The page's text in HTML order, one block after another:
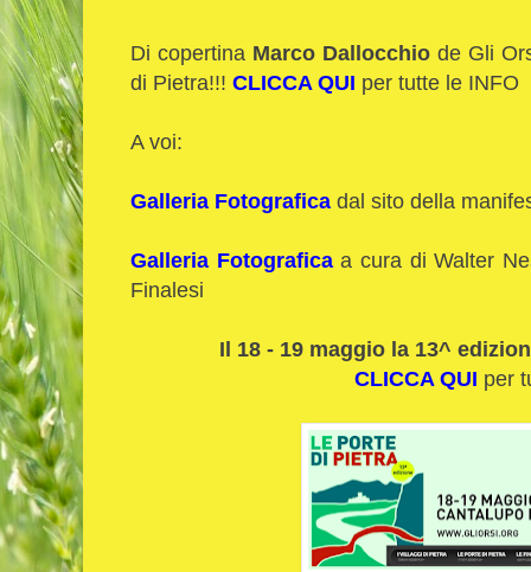
Di copertina Marco Dallocchio de Gli
di Pietra!!! CLICCA QUI per tutte le INFO
A voi:
Galleria Fotografica dal sito della
Galleria Fotograficaa cura di Walter
Finalesi
Il 18 - 19 maggio la 13^
CLICCA QUI per